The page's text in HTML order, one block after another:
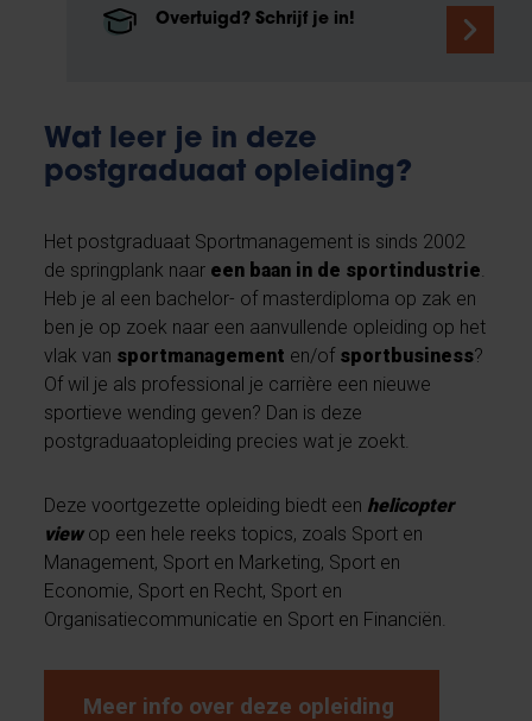
Overtuigd? Schrijf je in!
Wat leer je in deze
postgraduaat opleiding?
Het postgraduaat Sportmanagement is sinds 2002
de springplank naar een baan in de sportindustrie.
Heb je al een bachelor- of masterdiploma op zak en
ben je op zoek naar een aanvullende opleiding op het
vlak van sportmanagement en/of sportbusiness?
Of wil je als professional je carrière een nieuwe
sportieve wending geven? Dan is deze
postgraduaatopleiding precies wat je zoekt.
Deze voortgezette opleiding biedt een helicopter
viewop een hele reeks topics, zoals Sport en
Management, Sport en Marketing, Sport en
Economie, Sport en Recht, Sport en
Organisatiecommunicatie en Sport en Financiën.
Meer info over deze opleiding